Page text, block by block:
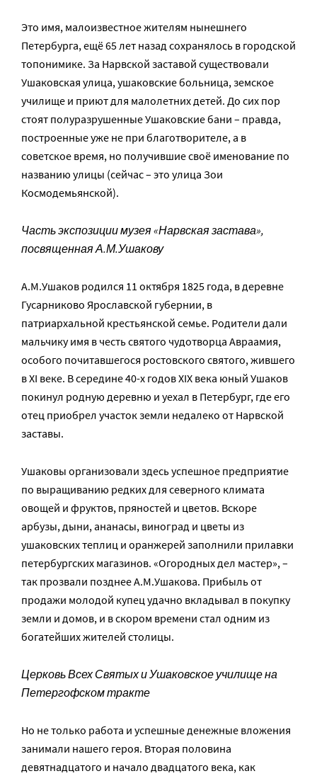
Это имя, малоизвестное жителям нынешнего
Петербурга, ещё 65 лет назад сохранялось в городской
топонимике. За Нарвской заставой существовали
Ушаковская улица, ушаковские больница, земское
училище и приют для малолетних детей. До сих пор
стоят полуразрушенные Ушаковские бани – правда,
построенные уже не при благотворителе, а в
советское время, но получившие своё именование по
названию улицы (сейчас – это улица Зои
Космодемьянской).
Часть экспозиции музея «Нарвская застава»,
посвященная А.М.Ушакову
А.М.Ушаков родился 11 октября 1825 года, в деревне
Гусарниково Ярославской губернии, в
патриархальной крестьянской семье. Родители дали
мальчику имя в честь святого чудотворца Авраамия,
особого почитавшегося ростовского святого, жившего
в XI веке. В середине 40-х годов XIX века юный Ушаков
покинул родную деревню и уехал в Петербург, где его
отец приобрел участок земли недалеко от Нарвской
заставы.
Ушаковы организовали здесь успешное предприятие
по выращиванию редких для северного климата
овощей и фруктов, пряностей и цветов. Вскоре
арбузы, дыни, ананасы, виноград и цветы из
ушаковских теплиц и оранжерей заполнили прилавки
петербургских магазинов. «Огородных дел мастер», –
так прозвали позднее А.М.Ушакова. Прибыль от
продажи молодой купец удачно вкладывал в покупку
земли и домов, и в скором времени стал одним из
богатейших жителей столицы.
Церковь Всех Святых и Ушаковское училище на
Петергофском тракте
Но не только работа и успешные денежные вложения
занимали нашего героя. Вторая половина
девятнадцатого и начало двадцатого века, как